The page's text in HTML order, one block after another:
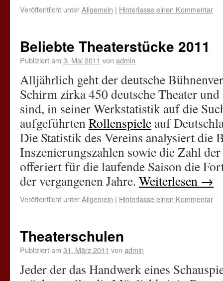
Veröffentlicht unterAllgemein | Hinterlasse einen Kommentar
Beliebte Theaterstücke 2011
Publiziert am 3. Mai 2011 von admin
Alljährlich geht der deutsche
Schirm zirka 450 deutsche Theater
sind, in seiner Werkstatistik auf die
aufgeführtenRollenspiele auf
Die Statistik des Vereins analysiert die
Inszenierungszahlen sowie die Zahl
offeriert für die laufende Saison die
der vergangenen Jahre. Weiterlesen →
Veröffentlicht unterAllgemein | Hinterlasse einen Kommentar
Theaterschulen
Publiziert am 31. März 2011 von admin
Jeder der das Handwerk eines